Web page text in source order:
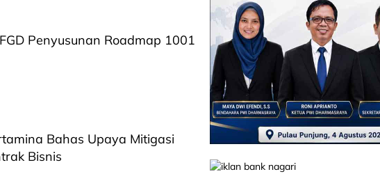
Penyusunan Roadmap 1001
Bahas Upaya Mitigasi
Bisnis